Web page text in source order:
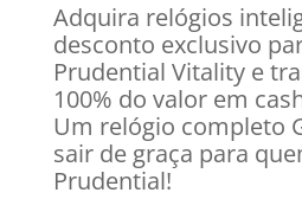
Adquira relógios
desconto exclusivo
Prudential Vitality e
100% do valor em
Um relógio completo
sair de graça para
Prudential!